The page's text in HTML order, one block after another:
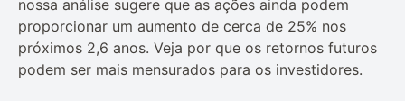
nossa análise sugere que as ações ainda podem
proporcionar um aumento de cerca de 25% nos
próximos 2,6 anos. Veja por que os retornos futuros
podem ser mais mensurados para os investidores.